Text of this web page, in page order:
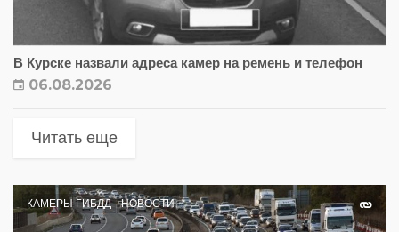
В Курске назвали адреса камер на ремень и телефон
06.08.2026
Читать еще
КАМЕРЫ ГИБДД НОВОСТИ